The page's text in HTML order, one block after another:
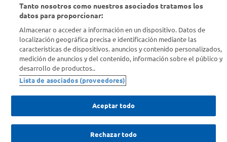
Conocenos
Info útil
Comprá Online
Tanto nosotros como nuestros asociados tratamos los
datos para proporcionar:
Almacenar o acceder a información en un dispositivo. Datos de
localización geográfica precisa e identificación mediante las
características de dispositivos. anuncios y contenido personalizados,
medición de anuncios y del contenido, información sobre el público y
desarrollo de productos..
Lista de asociados (proveedores)
Aceptar todo
Rechazar todo